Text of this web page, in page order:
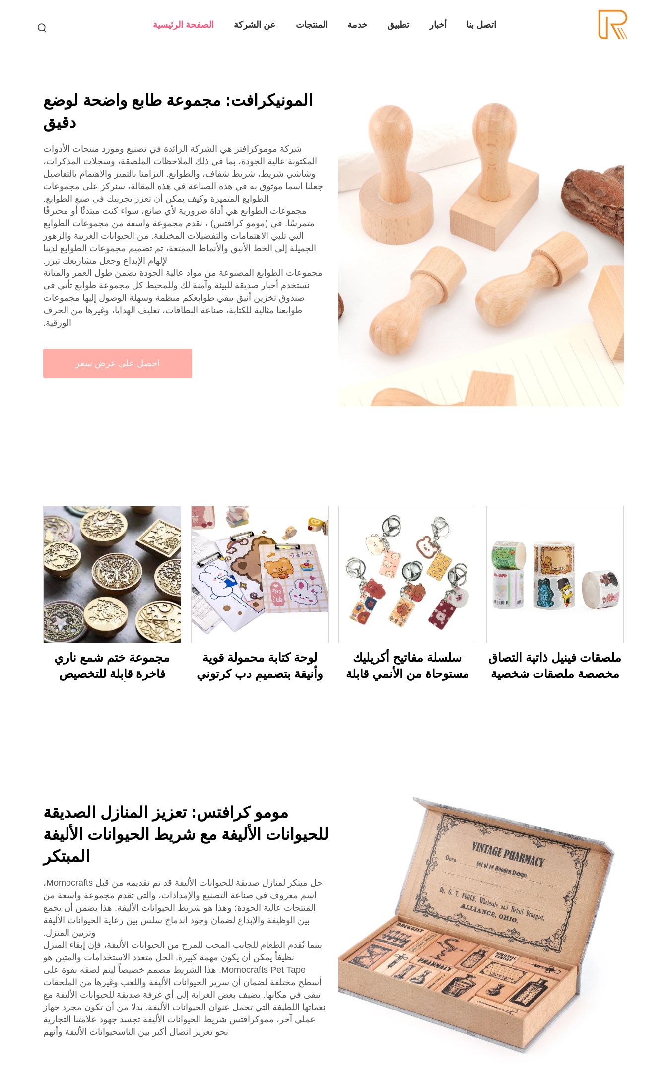
الصفحة الرئيسية عن الشركة المنتجات خدمة تطبيق أخبار اتصل بنا
المونيكرافت: مجموعة طابع واضحة لوضع
دقيق
شركة موموكرافتز هي الشركة الرائدة في تصنيع ومورد منتجات الأدوات
المكتوبة عالية الجودة، بما في ذلك الملاحظات الملصقة، وسجلات المذكرات،
وشاشي شريط، شريط شفاف، والطوابع. التزامنا بالتميز والاهتمام بالتفاصيل
جعلنا اسما موثوق به في هذه الصناعة في هذه المقالة، سنركز على مجموعات
الطوابع المتميزة وكيف يمكن أن تعزز تجربتك في صنع الطوابع.
مجموعات الطوابع هي أداة ضرورية لأي صانع، سواء كنت مبتدئًا أو محترفًا
متمرسًا. في (مومو كرافتس) ، نقدم مجموعة واسعة من مجموعات الطوابع
التي تلبي الاهتمامات والتفضيلات المختلفة. من الحيوانات الغريبة والزهور
الجميلة إلى الخط الأنيق والأنماط الممتعة، تم تصميم مجموعات الطوابع لدينا
لإلهام الإبداع وجعل مشاريعك تبرز.
مجموعات الطوابع المصنوعة من مواد عالية الجودة تضمن طول العمر والمتانة
نستخدم أحبار صديقة للبيئة وآمنة لك وللمحيط كل مجموعة طوابع تأتي في
صندوق تخزين أنيق يبقي طوابعكم منظمة وسهلة الوصول إليها مجموعات
طوابعنا مثالية للكتابة، صناعة البطاقات، تغليف الهدايا، وغيرها من الحرف
الورقية.
احصل على عرض سعر
ملصقات فينيل ذاتية التصاق
مخصصة ملصقات شخصية
سلسلة مفاتيح أكريليك
مستوحاة من الأنمي قابلة
لوحة كتابة محمولة قوية
وأنيقة بتصميم دب كرتوني
مجموعة ختم شمع ناري
فاخرة قابلة للتخصيص
مومو كرافتس: تعزيز المنازل الصديقة
للحيوانات الأليفة مع شريط الحيوانات الأليفة
المبتكر
حل مبتكر لمنازل صديقة للحيوانات الأليفة قد تم تقديمه من قبل Momocrafts،
اسم معروف في صناعة التصنيع والإمدادات، والتي تقدم مجموعة واسعة من
المنتجات عالية الجودة؛ وهذا هو شريط الحيوانات الأليفة. هذا يضمن أن يجمع
بين الوظيفة والإبداع لضمان وجود اندماج سلس بين رعاية الحيوانات الأليفة
وتزيين المنزل.
بينما تُقدم الطعام للجانب المحب للمرح من الحيوانات الأليفة، فإن إبقاء المنزل
نظيفاً يمكن أن يكون مهمة كبيرة. الحل متعدد الاستخدامات والمتين هو
Momocrafts Pet Tape. هذا الشريط مصمم خصيصاً ليتم لصقه بقوة على
أسطح مختلفة لضمان أن سرير الحيوانات الأليفة واللعب وغيرها من الملحقات
تبقى في مكانها. يضيف بعض الغرابة إلى أي غرفة صديقة للحيوانات الأليفة مع
نغماتها اللطيفة التي تحمل عنوان الحيوانات الأليفة. بدلا من أن تكون مجرد جهاز
عملي آخر، مموكرافتس شريط الحيوانات الأليفة تجسد جهود علامتنا التجارية
نحو تعزيز اتصال أكبر بين الناسحيوانات الأليفة وأنهم